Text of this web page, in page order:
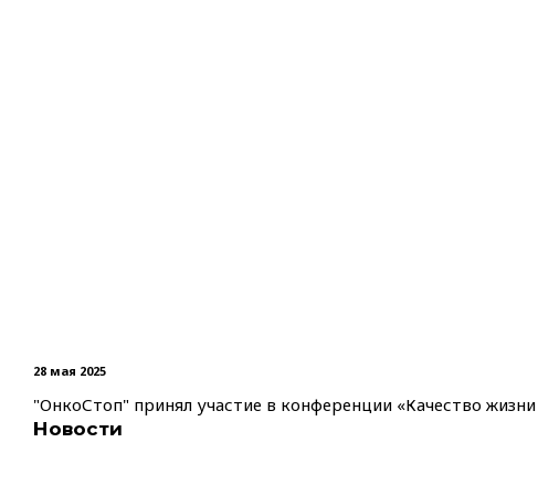
28 мая 2025
"ОнкоСтоп" принял участие в конференции «Качество
Новости